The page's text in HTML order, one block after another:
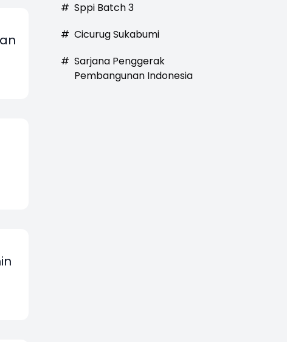
# Sppi Batch 3
# Cicurug Sukabumi
# Sarjana Penggerak
Pembangunan Indonesia